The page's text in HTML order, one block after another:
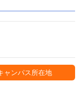
ャンパス所在地